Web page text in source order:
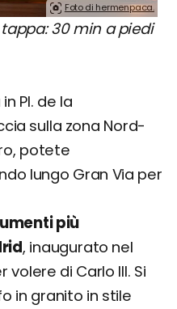
Foto di hermenpaca.
30 min a piedi
Pl. de la
sulla zona Nord-
potete
lungo Gran Via per
più
, inaugurato nel
di Carlo III. Si
in granito in stile